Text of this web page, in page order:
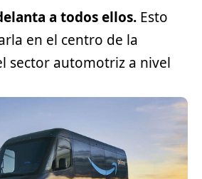
a todos ellos. Esto
en el centro de la
sector automotriz a nivel